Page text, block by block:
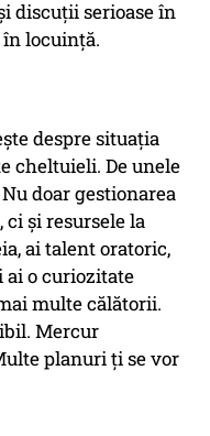
discuții serioase în
locuință.
despre situația
cheltuieli. De unele
doar gestionarea
și resursele la
ai talent oratoric,
ai o curiozitate
multe călătorii.
Mercur
planuri ți se vor